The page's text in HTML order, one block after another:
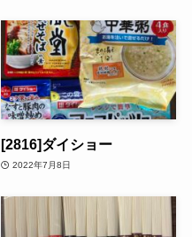
[2816]ダイショー
2022年7月8日